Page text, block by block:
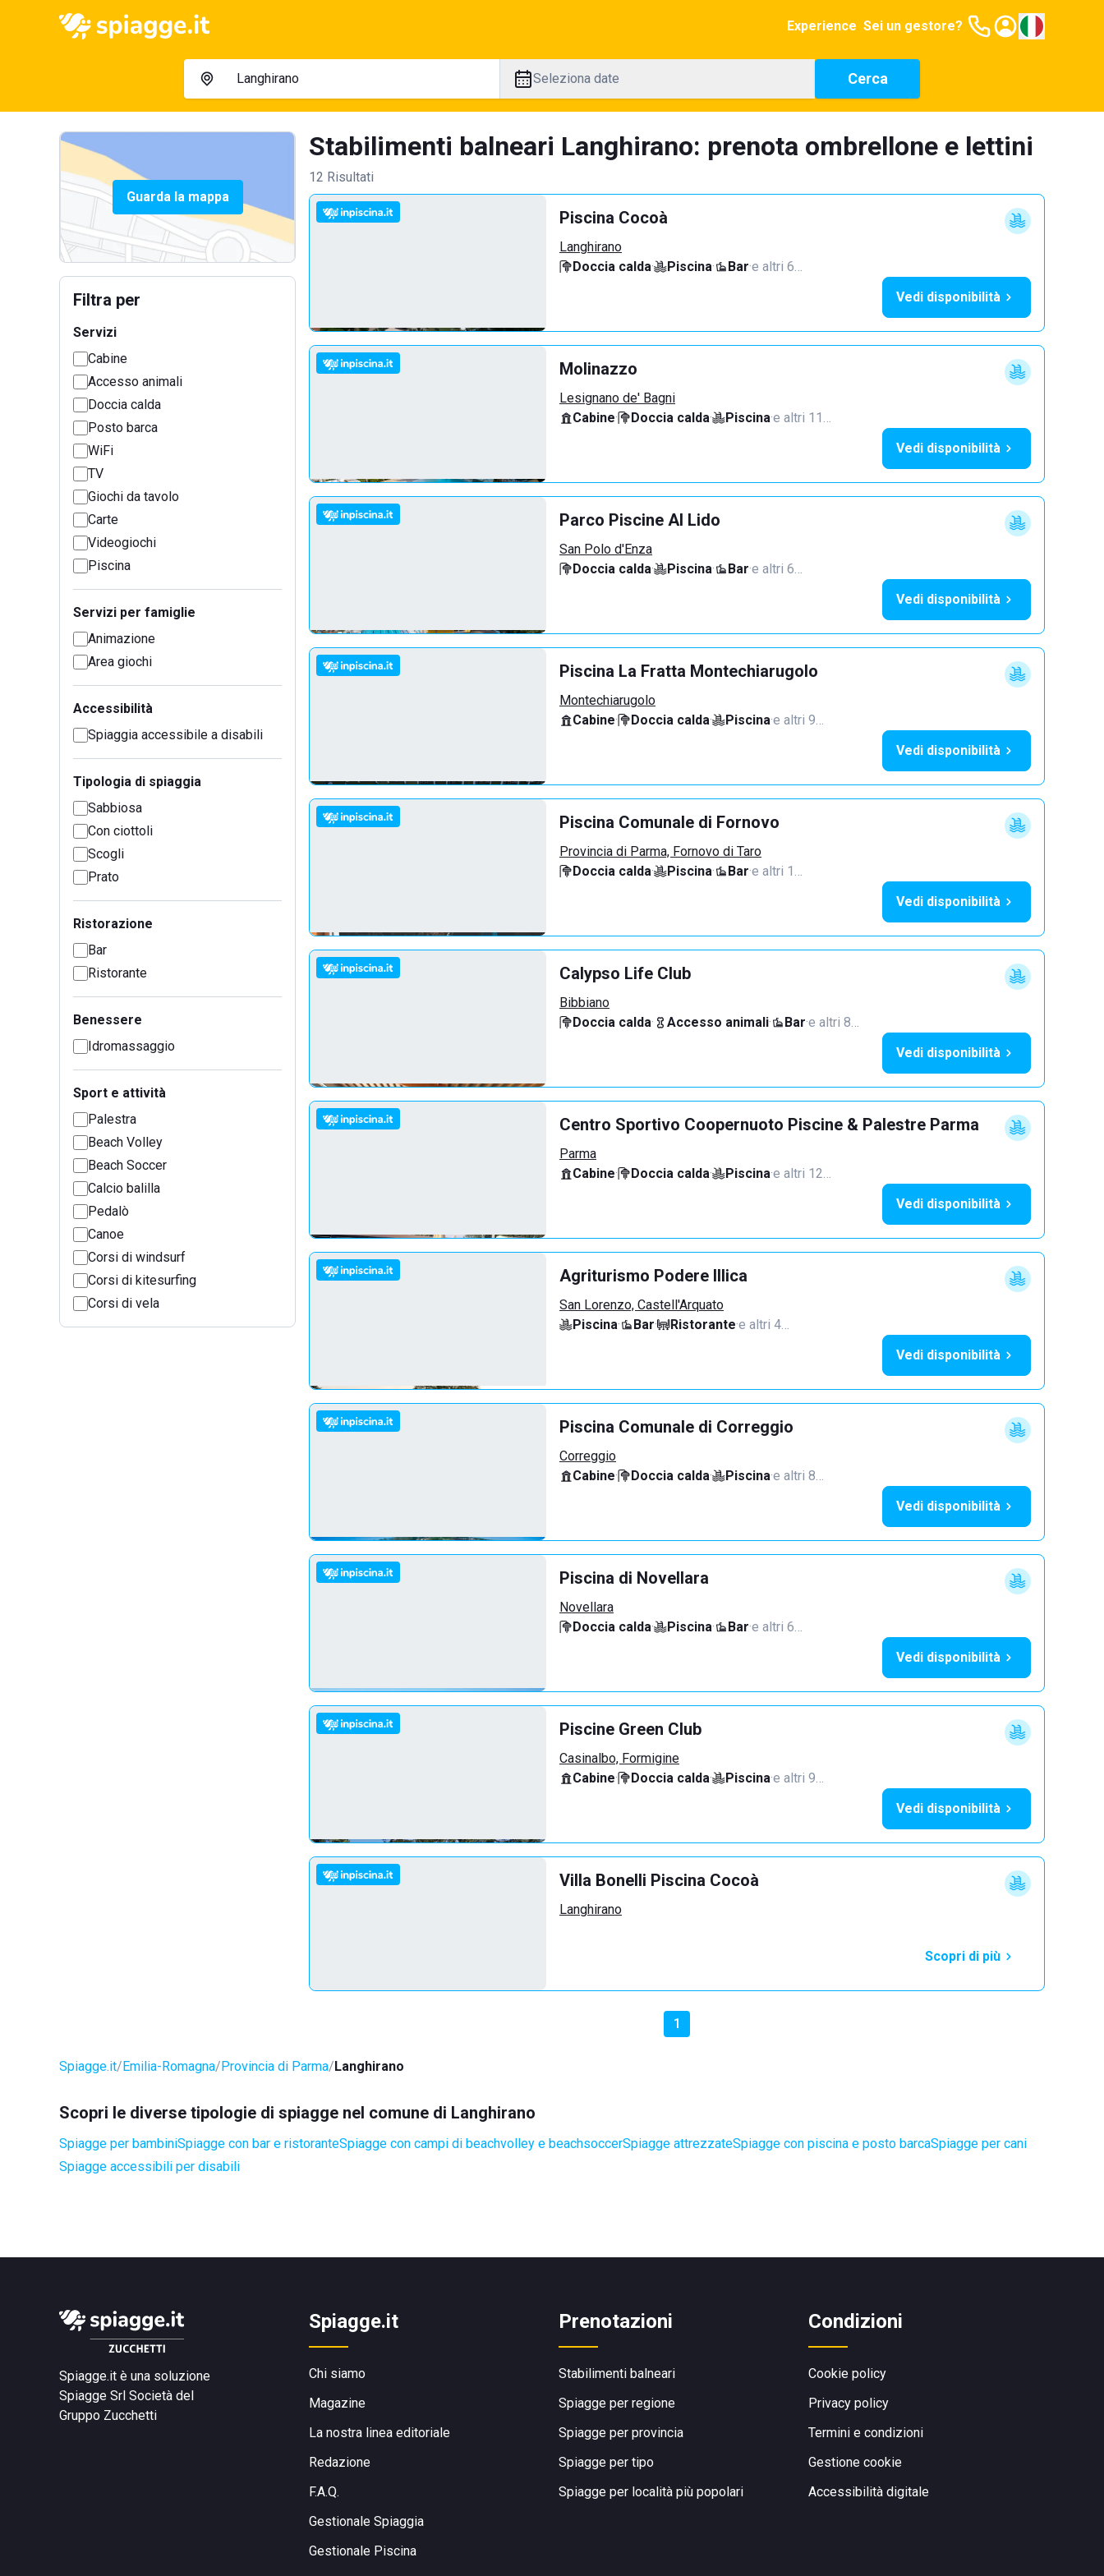
Experience Sei un gestore?
Seleziona date Cerca
Guarda la mappa
Filtra per
Servizi
Cabine
Accesso animali
Doccia calda
Posto barca
WiFi
TV
Giochi da tavolo
Carte
Videogiochi
Piscina
Servizi per famiglie
Animazione
Area giochi
Accessibilità
Spiaggia accessibile a disabili
Tipologia di spiaggia
Sabbiosa
Con ciottoli
Scogli
Prato
Ristorazione
Bar
Ristorante
Benessere
Idromassaggio
Sport e attività
Palestra
Beach Volley
Beach Soccer
Calcio balilla
Pedalò
Canoe
Corsi di windsurf
Corsi di kitesurfing
Corsi di vela
Stabilimenti balneari Langhirano: prenota ombrellone e lettini
12 Risultati
Piscina Cocoà
Langhirano
Doccia calda· Piscina· Bar·e altri 6…
Vedi disponibilità
Molinazzo
Lesignano de' Bagni
Cabine· Doccia calda· Piscina·e altri 11…
Vedi disponibilità
Parco Piscine Al Lido
San Polo d'Enza
Doccia calda· Piscina· Bar·e altri 6…
Vedi disponibilità
Piscina La Fratta Montechiarugolo
Montechiarugolo
Cabine· Doccia calda· Piscina·e altri 9…
Vedi disponibilità
Piscina Comunale di Fornovo
Provincia di Parma, Fornovo di Taro
Doccia calda· Piscina· Bar·e altri 1…
Vedi disponibilità
Calypso Life Club
Bibbiano
Doccia calda· Accesso animali· Bar·e altri 8…
Vedi disponibilità
Centro Sportivo Coopernuoto Piscine & Palestre Parma
Parma
Cabine· Doccia calda· Piscina·e altri 12…
Vedi disponibilità
Agriturismo Podere Illica
San Lorenzo, Castell'Arquato
Piscina· Bar· Ristorante·e altri 4…
Vedi disponibilità
Piscina Comunale di Correggio
Correggio
Cabine· Doccia calda· Piscina·e altri 8…
Vedi disponibilità
Piscina di Novellara
Novellara
Doccia calda· Piscina· Bar·e altri 6…
Vedi disponibilità
Piscine Green Club
Casinalbo, Formigine
Cabine· Doccia calda· Piscina·e altri 9…
Vedi disponibilità
Villa Bonelli Piscina Cocoà
Langhirano
Scopri di più
1
Spiagge.it Emilia-Romagna Provincia di Parma Langhirano
Scopri le diverse tipologie di spiagge nel comune di Langhirano
Spiagge per bambiniSpiagge con bar e ristoranteSpiagge con campi di beachvolley e beachsoccerSpiagge attrezzateSpiagge con piscina e posto barcaSpiagge per cani
Spiagge accessibili per disabili
Spiagge.it è una soluzione
Spiagge Srl Società del
Gruppo Zucchetti
Spiagge.it
Chi siamo
Magazine
La nostra linea editoriale
Redazione
F.A.Q.
Gestionale Spiaggia
Gestionale Piscina
Prenotazioni
Stabilimenti balneari
Spiagge per regione
Spiagge per provincia
Spiagge per tipo
Spiagge per località più popolari
Condizioni
Cookie policy
Privacy policy
Termini e condizioni
Gestione cookie
Accessibilità digitale